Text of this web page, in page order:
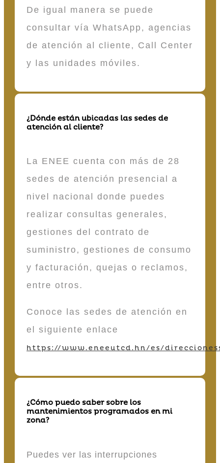
De igual manera se puede
consultar vía WhatsApp, agencias
de atención al cliente, Call Center
y las unidades móviles.
¿Dónde están ubicadas las sedes de
atención al cliente?
La ENEE cuenta con más de 28
sedes de atención presencial a
nivel nacional donde puedes
realizar consultas generales,
gestiones del contrato de
suministro, gestiones de consumo
y facturación, quejas o reclamos,
entre otros.
Conoce las sedes de atención en
el siguiente enlace
https://www.eneeutcd.hn/es/
¿Cómo puedo saber sobre los
mantenimientos programados en mi
zona?
Puedes ver las interrupciones